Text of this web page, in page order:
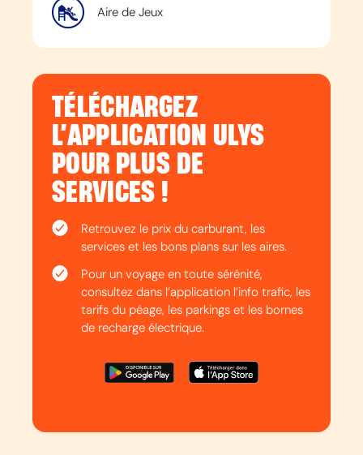
Aire de Jeux
TÉLÉCHARGEZ
L’APPLICATION ULYS
POUR PLUS DE
SERVICES !
Retrouvez le prix du carburant, les
services et les bons plans sur les aires.
Pour un voyage en toute sérénité,
consultez dans l’application l’info trafic, les
tarifs du péage, les parkings et les bornes
de recharge électrique.